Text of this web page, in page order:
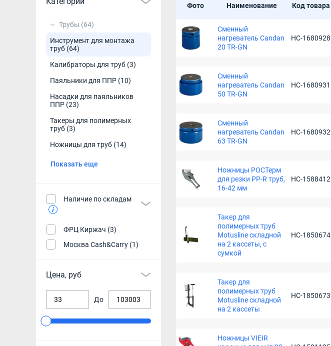
Трубы (64)
Инструмент для монтажа
труб (64)
Калибраторы для труб (3)
Паяльники для ППР (10)
Насадки для паяльников
ППР (23)
Такеры для полимерных
труб (3)
Ножницы для труб (14)
Показать еще
Наличие по складам
ФРЦ Киржач (3)
Москва Cash&Carry (1)
Цена, руб
До
Фото Наименование Код товара
Сменный
нагреватель Сandan
20 TR-GN
НС-1680928
Сменный
нагреватель Сandan
50 TR-GN
НС-1680931
Сменный
нагреватель Сandan
63 TR-GN
НС-1680932
Ножницы РОСТерм
для резки PP-R труб,
16-42 мм
НС-1588412
Такер для
полимерных труб
Motusline складной
на 2 кассеты, с
сумкой
НС-1850674
Такер для
полимерных труб
Motusline складной
на 2 кассеты
НС-1850673
Ножницы VIEIR